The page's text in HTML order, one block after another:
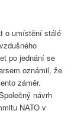
o umístění stálé
po jednání se
oznámil, že
záměr.
návrh
NATO v